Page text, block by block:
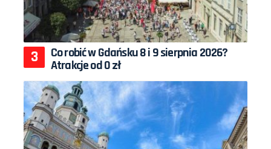
Co robić w Gdańsku 8 i 9 sierpnia 2026?
Atrakcje od 0 zł